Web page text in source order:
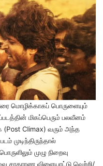
மொழிக்காகப் பொருளையும்
மிகப்பெரும் பலவீனம்
(Post Climax) வரும் அந்த
முடிந்திருந்தால்
முழு நிறைவு
சாதாரண விளையாட்டு வெற்றி/